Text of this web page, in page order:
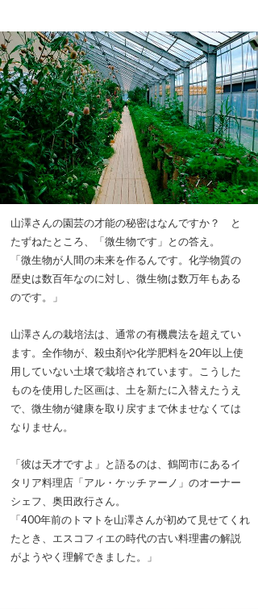
山澤さんの園芸の才能の秘密はなんですか？ と
たずねたところ、「微生物です」との答え。
「微生物が人間の未来を作るんです。化学物質の
歴史は数百年なのに対し、微生物は数万年もある
のです。」
山澤さんの栽培法は、通常の有機農法を超えてい
ます。全作物が、殺虫剤や化学肥料を20年以上使
用していない土壌で栽培されています。こうした
ものを使用した区画は、土を新たに入替えたうえ
で、微生物が健康を取り戻すまで休ませなくては
なりません。
「彼は天才ですよ」と語るのは、鶴岡市にあるイ
タリア料理店「アル・ケッチァーノ」のオーナー
シェフ、奥田政行さん。
「400年前のトマトを山澤さんが初めて見せてくれ
たとき、エスコフィエの時代の古い料理書の解説
がようやく理解できました。」